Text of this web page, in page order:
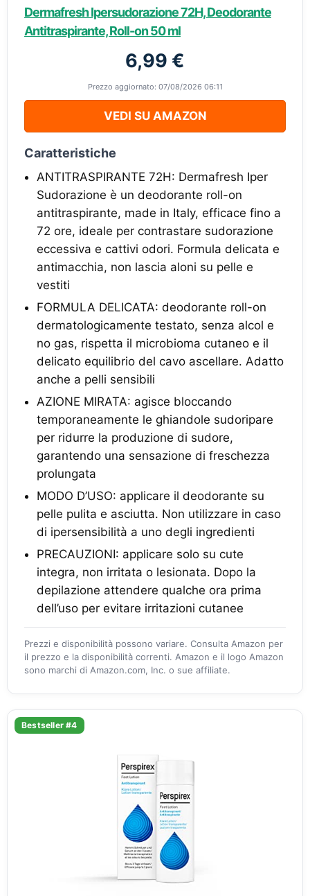
Dermafresh Ipersudorazione 72H, Deodorante
Antitraspirante, Roll-on 50 ml
6,99 €
Prezzo aggiornato: 07/08/2026 06:11
VEDI SU AMAZON
Caratteristiche
ANTITRASPIRANTE 72H: Dermafresh Iper
Sudorazione è un deodorante roll-on
antitraspirante, made in Italy, efficace fino a
72 ore, ideale per contrastare sudorazione
eccessiva e cattivi odori. Formula delicata e
antimacchia, non lascia aloni su pelle e
vestiti
FORMULA DELICATA: deodorante roll-on
dermatologicamente testato, senza alcol e
no gas, rispetta il microbioma cutaneo e il
delicato equilibrio del cavo ascellare. Adatto
anche a pelli sensibili
AZIONE MIRATA: agisce bloccando
temporaneamente le ghiandole sudoripare
per ridurre la produzione di sudore,
garantendo una sensazione di freschezza
prolungata
MODO D’USO: applicare il deodorante su
pelle pulita e asciutta. Non utilizzare in caso
di ipersensibilità a uno degli ingredienti
PRECAUZIONI: applicare solo su cute
integra, non irritata o lesionata. Dopo la
depilazione attendere qualche ora prima
dell’uso per evitare irritazioni cutanee
Prezzi e disponibilità possono variare. Consulta Amazon per
il prezzo e la disponibilità correnti. Amazon e il logo Amazon
sono marchi di Amazon.com, Inc. o sue affiliate.
Bestseller #4